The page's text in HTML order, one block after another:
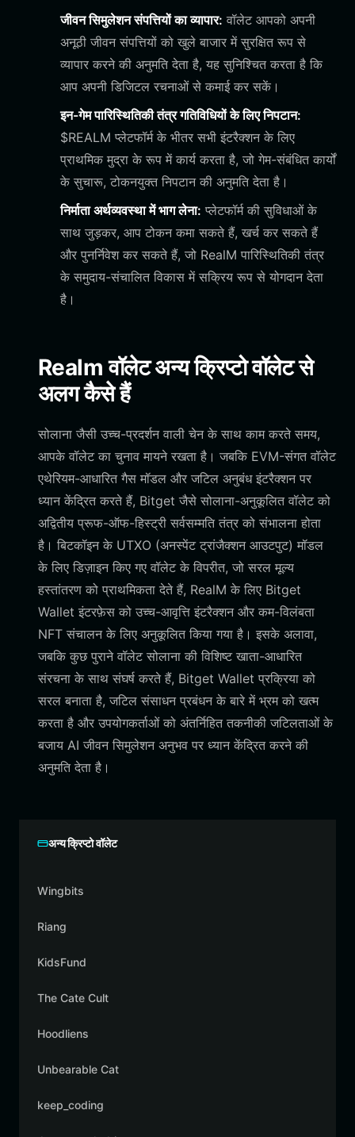
जीवन सिमुलेशन संपत्तियों का व्यापार: वॉलेट आपको अपनी
अनूठी जीवन संपत्तियों को खुले बाजार में सुरक्षित रूप से
व्यापार करने की अनुमति देता है, यह सुनिश्चित करता है कि
आप अपनी डिजिटल रचनाओं से कमाई कर सकें।
इन-गेम पारिस्थितिकी तंत्र गतिविधियों के लिए निपटान:
$REALM प्लेटफॉर्म के भीतर सभी इंटरैक्शन के लिए
प्राथमिक मुद्रा के रूप में कार्य करता है, जो गेम-संबंधित कार्यों
के सुचारू, टोकनयुक्त निपटान की अनुमति देता है।
निर्माता अर्थव्यवस्था में भाग लेना: प्लेटफॉर्म की सुविधाओं के
साथ जुड़कर, आप टोकन कमा सकते हैं, खर्च कर सकते हैं
और पुनर्निवेश कर सकते हैं, जो RealM पारिस्थितिकी तंत्र
के समुदाय-संचालित विकास में सक्रिय रूप से योगदान देता
है।
Realm वॉलेट अन्य क्रिप्टो वॉलेट से
अलग कैसे हैं
सोलाना जैसी उच्च-प्रदर्शन वाली चेन के साथ काम करते समय,
आपके वॉलेट का चुनाव मायने रखता है। जबकि EVM-संगत वॉलेट
एथेरियम-आधारित गैस मॉडल और जटिल अनुबंध इंटरैक्शन पर
ध्यान केंद्रित करते हैं, Bitget जैसे सोलाना-अनुकूलित वॉलेट को
अद्वितीय प्रूफ-ऑफ-हिस्ट्री सर्वसम्मति तंत्र को संभालना होता
है। बिटकॉइन के UTXO (अनस्पेंट ट्रांजैक्शन आउटपुट) मॉडल
के लिए डिज़ाइन किए गए वॉलेट के विपरीत, जो सरल मूल्य
हस्तांतरण को प्राथमिकता देते हैं, RealM के लिए Bitget
Wallet इंटरफ़ेस को उच्च-आवृत्ति इंटरैक्शन और कम-विलंबता
NFT संचालन के लिए अनुकूलित किया गया है। इसके अलावा,
जबकि कुछ पुराने वॉलेट सोलाना की विशिष्ट खाता-आधारित
संरचना के साथ संघर्ष करते हैं, Bitget Wallet प्रक्रिया को
सरल बनाता है, जटिल संसाधन प्रबंधन के बारे में भ्रम को खत्म
करता है और उपयोगकर्ताओं को अंतर्निहित तकनीकी जटिलताओं के
बजाय AI जीवन सिमुलेशन अनुभव पर ध्यान केंद्रित करने की
अनुमति देता है।
अन्य क्रिप्टो वॉलेट
Wingbits
Riang
KidsFund
The Cate Cult
Hoodliens
Unbearable Cat
keep_coding